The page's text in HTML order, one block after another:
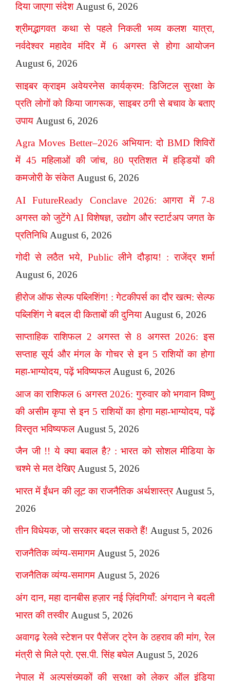
दिया जाएगा संदेश August 6, 2026
श्रीमद्भागवत कथा से पहले निकली भव्य कलश यात्रा,
नर्वदेश्वर महादेव मंदिर में 6 अगस्त से होगा आयोजन
August 6, 2026
साइबर क्राइम अवेयरनेस कार्यक्रम: डिजिटल सुरक्षा के
प्रति लोगों को किया जागरूक, साइबर ठगी से बचाव के बताए
उपाय August 6, 2026
Agra Moves Better–2026 अभियान: दो BMD शिविरों
में 45 महिलाओं की जांच, 80 प्रतिशत में हड्डियों की
कमजोरी के संकेत August 6, 2026
AI FutureReady Conclave 2026: आगरा में 7-8
अगस्त को जुटेंगे AI विशेषज्ञ, उद्योग और स्टार्टअप जगत के
प्रतिनिधि August 6, 2026
गोदी से लठैत भये, Public लीने दौड़ाय! : राजेंद्र शर्मा
August 6, 2026
हीरोज ऑफ सेल्फ पब्लिशिंग! : गेटकीपर्स का दौर खत्म: सेल्फ
पब्लिशिंग ने बदल दी किताबों की दुनिया August 6, 2026
साप्ताहिक राशिफल 2 अगस्त से 8 अगस्त 2026: इस
सप्ताह सूर्य और मंगल के गोचर से इन 5 राशियों का होगा
महा-भाग्योदय, पढ़ें भविष्यफल August 6, 2026
आज का राशिफल 6 अगस्त 2026: गुरुवार को भगवान विष्णु
की असीम कृपा से इन 5 राशियों का होगा महा-भाग्योदय, पढ़ें
विस्तृत भविष्यफल August 5, 2026
जैन जी !! ये क्या बवाल है? : भारत को सोशल मीडिया के
चश्मे से मत देखिए August 5, 2026
भारत में ईंधन की लूट का राजनैतिक अर्थशास्त्र August 5,
2026
तीन विधेयक, जो सरकार बदल सकते हैं! August 5, 2026
राजनैतिक व्यंग्य-समागम August 5, 2026
राजनैतिक व्यंग्य-समागम August 5, 2026
अंग दान, महा दानबीस हज़ार नई ज़िंदगियाँ: अंगदान ने बदली
भारत की तस्वीर August 5, 2026
अवागढ़ रेलवे स्टेशन पर पैसेंजर ट्रेन के ठहराव की मांग, रेल
मंत्री से मिले प्रो. एस.पी. सिंह बघेल August 5, 2026
नेपाल में अल्पसंख्यकों की सुरक्षा को लेकर ऑल इंडिया